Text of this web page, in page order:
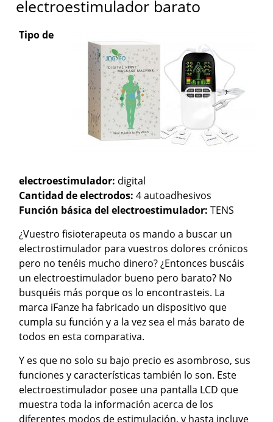
electroestimulador barato
Tipo de
electroestimulador: digital
Cantidad de electrodos:4 autoadhesivos
Función básica del electroestimulador:TENS
¿Vuestro fisioterapeuta os mando a buscar un
electrostimulador para vuestros dolores crónicos
pero no tenéis mucho dinero? ¿Entonces buscáis
un electroestimulador bueno pero barato? No
busquéis más porque os lo encontrasteis. La
marca iFanze ha fabricado un dispositivo que
cumpla su función y a la vez sea el más barato de
todos en esta comparativa.
Y es que no solo su bajo precio es asombroso, sus
funciones y características también lo son. Este
electroestimulador posee una pantalla LCD que
muestra toda la información acerca de los
diferentes modos de estimulación, y hasta incluye